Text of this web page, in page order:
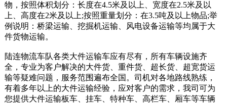
物，按照体积划分：长度在4.5米及以上、宽度在2.5米及以
上、高度在2米及以上;按照重量划分：在3.5吨及以上物品;举
例说明：桥梁运输、挖掘机运输、风电设备运输等均属于大
件货物运输。
陆连物流车队各类大件运输车应有尽有，所有车辆设施齐
全，专业为客户解决的大件货、重件货、超长货、超宽货运
输等疑难问题，服务范围遍布全国。司机对各地路线熟练，
有着多年以上的大件运输经验，应对客户的需求，我司可为
您提供大件运输板车、挂车、特种车、高栏车、厢车等车辆